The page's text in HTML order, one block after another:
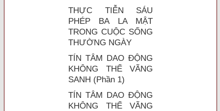
THỰC TIỄN SÁU
PHÉP BA LA MẬT
TRONG CUỘC SỐNG
THƯỜNG NGÀY
TÍN TÂM DAO ĐỘNG
KHÔNG THỂ VÃNG
SANH (Phần 1)
TÍN TÂM DAO ĐỘNG
KHÔNG THỂ VÃNG